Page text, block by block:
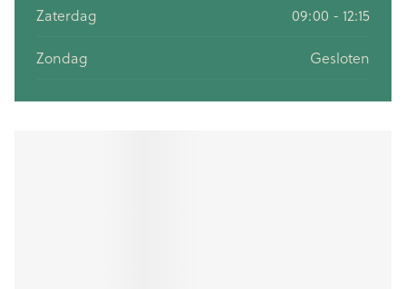
Zaterdag 09:00 - 12:15
Zondag Gesloten